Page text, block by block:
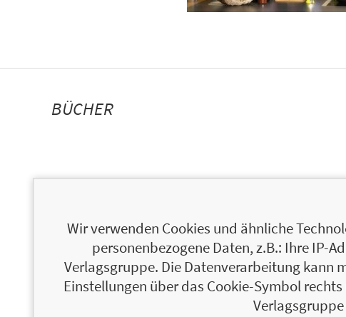
BÜCHER
Wir verwenden Cookies und ähnliche
personenbezogene Daten, z.B.: Ihre IP-
Verlagsgruppe. Die Datenverarbeitung kann
Einstellungen über das Cookie-Symbol